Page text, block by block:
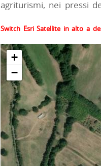
agriturismi, nei pressi
Switch Esri Satellite in alto a
+
−